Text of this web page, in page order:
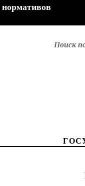
нормативов
Поиск